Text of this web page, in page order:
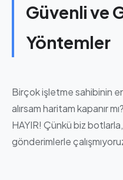
Güvenli ve
Yöntemler
Birçok işletme sahibinin
alırsam haritam kapanır
HAYIR! Çünkü biz
gönderimlerle